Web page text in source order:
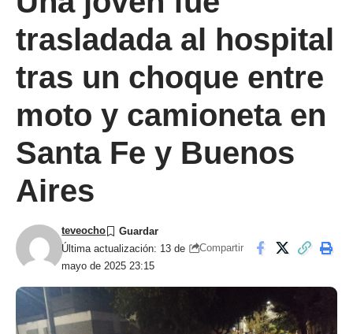
trasladada al hospital
tras un choque entre
moto y camioneta en
Santa Fe y Buenos
Aires
Última actualización: 13 de
mayo de 2025 23:15
teveocho
Compartir